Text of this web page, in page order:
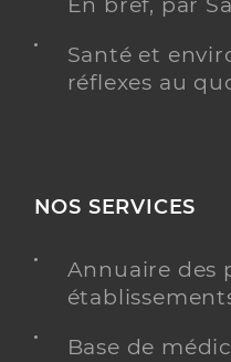
En bref, par
Santé et
réflexes au
NOS SERVICES
Annuaire des
Base de